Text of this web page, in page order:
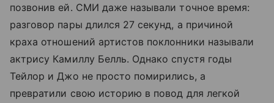
позвонив ей. СМИ даже называли точное время:
разговор пары длился 27 секунд, а причиной
краха отношений артистов поклонники называли
актрису Камиллу Белль. Однако спустя годы
Тейлор и Джо не просто помирились, а
превратили свою историю в повод для легкой